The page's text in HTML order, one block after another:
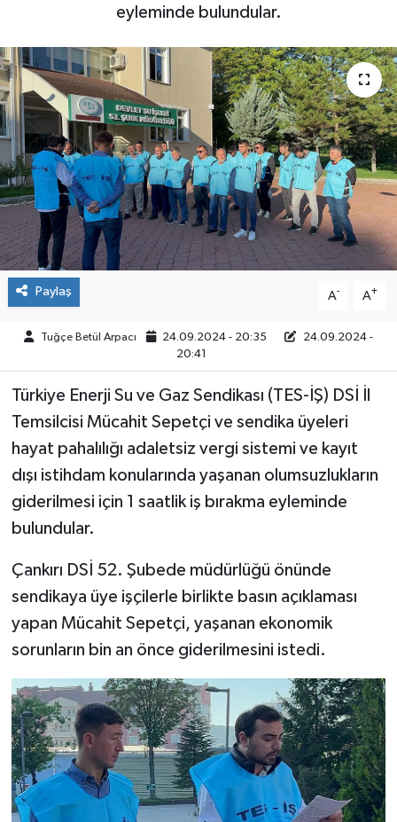
eyleminde bulundular.
Paylaş A- A+
Tuğçe Betül Arpacı 24.09.2024 - 20:35
24.09.2024 -
20:41
Türkiye Enerji Su ve Gaz Sendikası (TES-İŞ) DSİ İl
Temsilcisi Mücahit Sepetçi ve sendika üyeleri
hayat pahalılığı adaletsiz vergi sistemi ve kayıt
dışı istihdam konularında yaşanan olumsuzlukların
giderilmesi için 1 saatlik iş bırakma eyleminde
bulundular.
Çankırı DSİ 52. Şubede müdürlüğü önünde
sendikaya üye işçilerle birlikte basın açıklaması
yapan Mücahit Sepetçi, yaşanan ekonomik
sorunların bin an önce giderilmesini istedi.
ÇEVRE
İLÇELER
RESMİ İLANLAR
KÜLTÜR
TURİZM
MAGAZİN
VEFAT
BÖLGE
TÜRKİYE
Haber Arşivi